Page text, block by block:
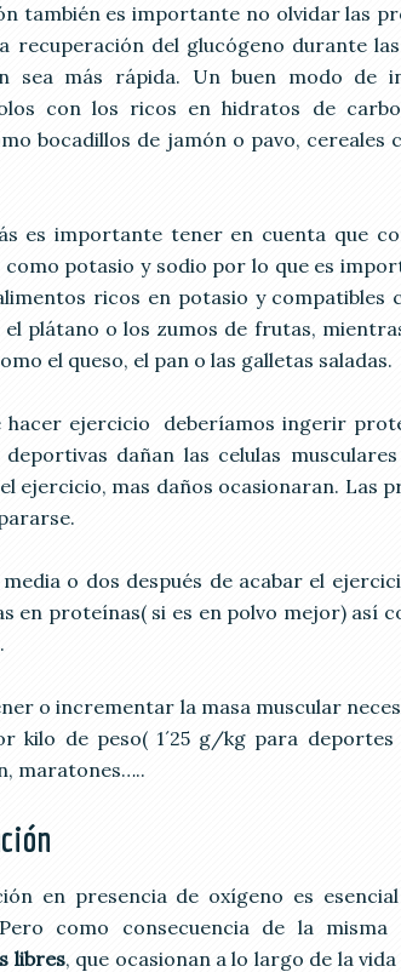
también es importante no olvidar las
recuperación del glucógeno durante
sea más rápida. Un buen modo de
con los ricos en hidratos de
bocadillos de jamón o pavo, cereales
es importante tener en cuenta que
potasio y sodio por lo que es
ricos en potasio y compatibles
el plátano o los zumos de frutas,
el queso, el pan o las galletas saladas.
hacer ejercicio deberíamos ingerir
deportivas dañan las celulas
ejercicio, mas daños ocasionaran. Las
o dos después de acabar el
en proteínas( si es en polvo mejor) así
o incrementar la masa muscular
kilo de peso( 1´25 g/kg para
maratones…..
en presencia de oxígeno es
como consecuencia de la misma
libres, que ocasionan a lo largo de la